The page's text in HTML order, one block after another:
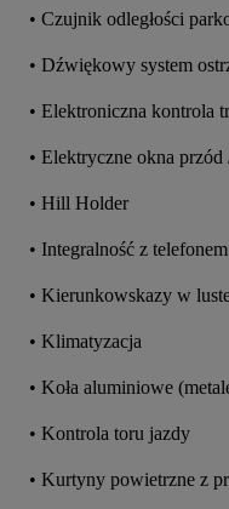
• Czujnik odległości
• Dźwiękowy system
• Elektroniczna kontrola
• Elektryczne okna przód
• Hill Holder
• Integralność z telefonem
• Kierunkowskazy w
• Klimatyzacja
• Koła aluminiowe
• Kontrola toru jazdy
• Kurtyny powietrzne z